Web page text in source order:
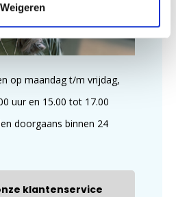
Weigeren
op maandag t/m vrijdag,
uur en 15.00 tot 17.00
doorgaans binnen 24
klantenservice